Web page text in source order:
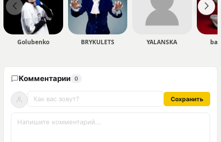
Golubenko BRYKULETS YALANSKA
Комментарии 0
Сохранить